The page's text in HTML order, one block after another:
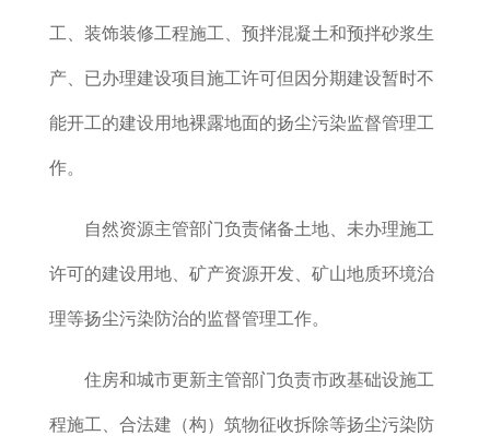
工、装饰装修工程施工、预拌混凝土和预拌砂浆生
产、已办理建设项目施工许可但因分期建设暂时不
能开工的建设用地裸露地面的扬尘污染监督管理工
作。
自然资源主管部门负责储备土地、未办理施工
许可的建设用地、矿产资源开发、矿山地质环境治
理等扬尘污染防治的监督管理工作。
住房和城市更新主管部门负责市政基础设施工
程施工、合法建（构）筑物征收拆除等扬尘污染防